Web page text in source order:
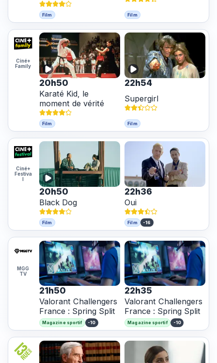
Film Film
Ciné+
Family
20h50
Karaté Kid, le
moment de vérité
Film
22h54
Supergirl
Film
Ciné+
Festiva
20h50
Black Dog
Film
22h36
Oui
Film -16
MGG
TV
21h50
Valorant Challengers
France : Spring Split
Magazine sportif -10
22h35
Valorant Challengers
France : Spring Split
Magazine sportif -10